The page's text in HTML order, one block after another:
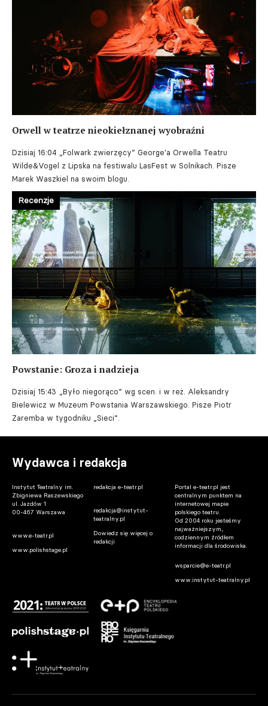
Orwell w teatrze nieokiełznanej wyobraźni
Dzisiaj 16:04
„Folwark zwierzęcy” George'a Orwella Teatru
Wilde&Vogel z Lipska na festiwalu LasFest w Solnikach. Pisze
Marek Waszkiel na swoim blogu.
Powstanie: Groza i nadzieja
Dzisiaj 15:43
„Było niegorąco” wg scen. i w reż. Aleksandry
Bielewicz w Muzeum Powstania Warszawskiego. Pisze Piotr
Zaremba w tygodniku „Sieci”.
Recenzje
Wydawca i redakcja
Instytut Teatralny im.
Zbigniewa Raszewskiego
ul. Jazdów 1
00-467 Warszawa
www.e-teatr.pl
www.polishstage.pl
redakcja e-teatr.pl
redakcja@instytut-
teatralny.pl
Dowiedz się więcej o
redakcji
Portal e-teatr.pl jest
centralnym punktem na
internetowej mapie
polskiego teatru.
Od 2004 roku jesteśmy
najważniejszym,
codziennym źródłem
informacji dla środowiska.
wsparcie@e-teatr.pl
www.instytut-teatralny.pl